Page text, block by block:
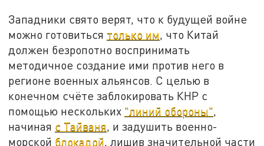
Западники свято верят, что к будущей войне
можно готовиться только им, что Китай
должен безропотно воспринимать
методичное создание ими против него в
регионе военных альянсов. С целью в
конечном счёте заблокировать КНР с
помощью нескольких "линий обороны",
начиная с Тайваня, и задушить военно-
морской блокадой, лишив значительной части